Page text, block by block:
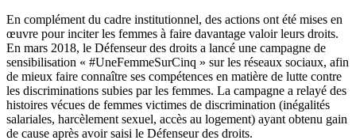
En complément du cadre institutionnel, des actions ont été mises en
œuvre pour inciter les femmes à faire davantage valoir leurs droits.
En mars 2018, le Défenseur des droits a lancé une campagne de
sensibilisation « #UneFemmeSurCinq » sur les réseaux sociaux, afin
de mieux faire connaître ses compétences en matière de lutte contre
les discriminations subies par les femmes. La campagne a relayé des
histoires vécues de femmes victimes de discrimination (inégalités
salariales, harcèlement sexuel, accès au logement) ayant obtenu gain
de cause après avoir saisi le Défenseur des droits.